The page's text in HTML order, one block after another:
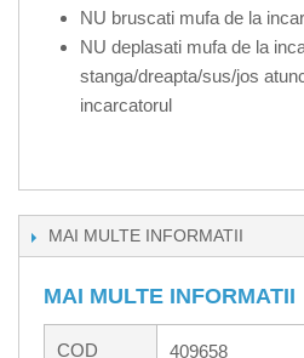
NU bruscati mufa de la
NU deplasati mufa de la
stanga/dreapta/sus/jos
incarcatorul
MAI MULTE INFORMATII
MAI MULTE INFORMATII
COD 409658